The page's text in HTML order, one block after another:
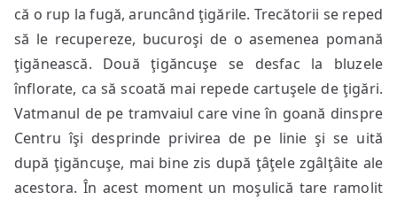
că o rup la fugă, aruncând ţigările. Trecătorii se reped
să le recupereze, bucuroşi de o asemenea pomană
ţigănească. Două ţigăncuşe se desfac la bluzele
înflorate, ca să scoată mai repede cartuşele de ţigări.
Vatmanul de pe tramvaiul care vine în goană dinspre
Centru îşi desprinde privirea de pe linie şi se uită
după ţigăncuşe, mai bine zis după ţâţele zgâlţâite ale
acestora. În acest moment un moşulică tare ramolit